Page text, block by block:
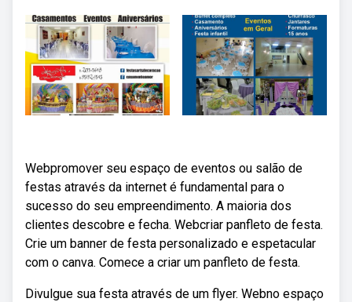
Webpromover seu espaço de eventos ou salão de
festas através da internet é fundamental para o
sucesso do seu empreendimento. A maioria dos
clientes descobre e fecha. Webcriar panfleto de festa.
Crie um banner de festa personalizado e espetacular
com o canva. Comece a criar um panfleto de festa.
Divulgue sua festa através de um flyer. Webno espaço